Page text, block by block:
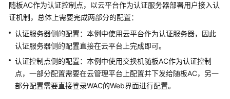
云
理
网
络
典
随板AC作为认证控制点，以云平台作为认证服务器部署用户接入认
证机制，总体上需要完成两部分的配置：
认证服务器侧的配置：本例中使用云平台作为认证服务器，因此
认证服务器侧的配置直接在云平台 上完成即可。
认证控制点侧的配置：本例中使用交换机随板AC作为认证控制
点，一部分配置需要在云管理平台上配置并下发给随板AC，另一
部分配置需要直接登录WAC的Web界面进行配置。